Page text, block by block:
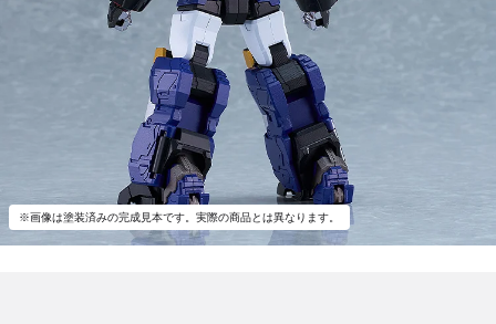
※画像は塗装済みの完成見本です。実際の商品とは異なります。